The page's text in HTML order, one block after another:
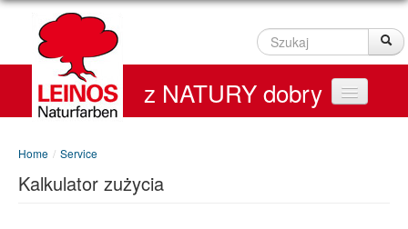
Szukaj
Home
Produkty
z NATURY dobry
Home / Service
Kalkulator zużycia